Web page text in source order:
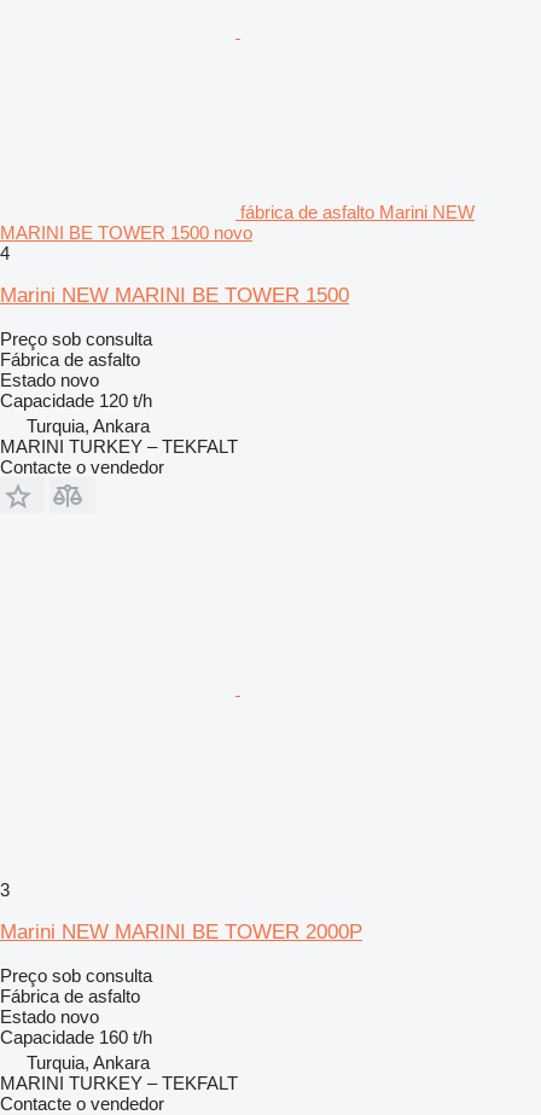
fábrica de asfalto Marini NEW
MARINI BE TOWER 1500 novo
4
Marini NEW MARINI BE TOWER 1500
Preço sob consulta
Fábrica de asfalto
Estado novo
Capacidade 120 t/h
Turquia, Ankara
MARINI TURKEY – TEKFALT
Contacte o vendedor
3
Marini NEW MARINI BE TOWER 2000P
Preço sob consulta
Fábrica de asfalto
Estado novo
Capacidade 160 t/h
Turquia, Ankara
MARINI TURKEY – TEKFALT
Contacte o vendedor